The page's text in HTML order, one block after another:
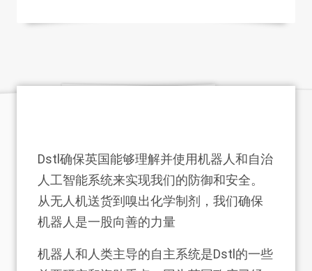
Dstl确保英国能够理解并使用机器人和自治
人工智能系统来实现我们的防御和安全。
从无人机送货到嗅出化学制剂，我们确保
机器人是一股向善的力量
机器人和人类主导的自主系统是Dstl的一些